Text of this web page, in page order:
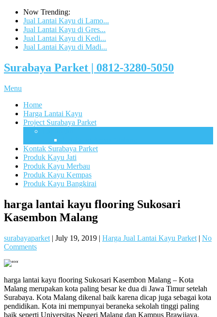
Now Trending:
Jual Lantai Kayu di Lamo...
Jual Lantai Kayu di Gres...
Jual Lantai Kayu di Kedi...
Jual Lantai Kayu di Madi...
Surabaya Parket | 0812-3280-5050
Menu
Home
Harga Lantai Kayu
Project Surabaya Parket
Kontak Surabaya Parket
Produk Kayu Jati
Produk Kayu Merbau
Produk Kayu Kempas
Produk Kayu Bangkirai
harga lantai kayu flooring Sukosari
Kasembon Malang
surabayaparket | July 19, 2019 | Harga Jual Lantai Kayu Parket | No
Comments
harga lantai kayu flooring Sukosari Kasembon Malang – Kota
Malang merupakan kota paling besar ke dua di Jawa Timur setelah
Surabaya. Kota Malang dikenal baik karena dicap juga sebagai kota
pendidikan. Kota ini mempunyai beraneka sekolah tinggi paling
baik seperti Universitas Negeri Malang dan Kampus Brawijaya.